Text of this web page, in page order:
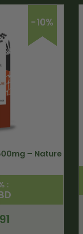
-10%
– Nature
: